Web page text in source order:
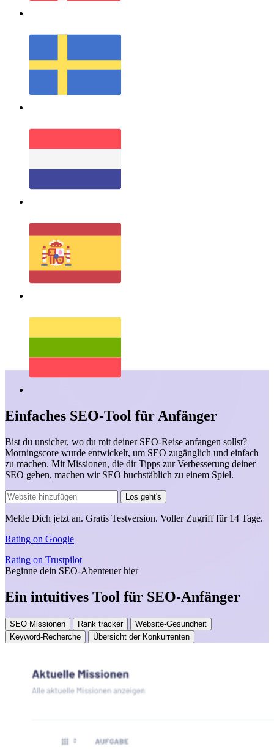
Einfaches SEO-Tool für Anfänger
Bist du unsicher, wo du mit deiner SEO-Reise anfangen sollst?
Morningscore wurde entwickelt, um SEO zugänglich und einfach
zu machen. Mit Missionen, die dir Tipps zur Verbesserung deiner
SEO geben, machen wir SEO buchstäblich zu einem Spiel.
Los geht's
Melde Dich jetzt an. Gratis Testversion. Voller Zugriff für 14 Tage.
Rating on Google
Rating on Trustpilot
Beginne dein SEO-Abenteuer hier
Ein intuitives Tool für SEO-Anfänger
SEO Missionen Rank tracker
Website-Gesundheit
Keyword-Recherche
Übersicht der Konkurrenten